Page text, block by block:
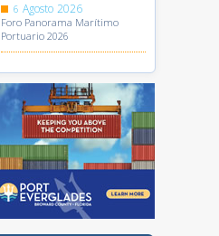
6 Agosto 2026
Foro Panorama Marítimo
Portuario 2026